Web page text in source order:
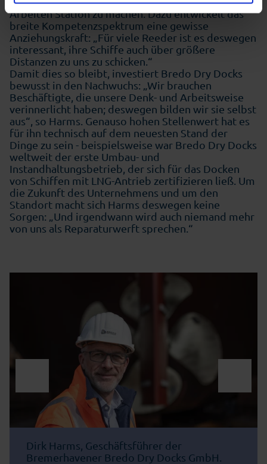
Arbeiten Station zu machen. Dazu entwickelt das
breite Kompetenzspektrum eine gewisse
Anziehungskraft: „Für viele Reeder ist es deswegen
interessant, ihre Schiffe auch über größere
Distanzen zu uns zu schicken.“
Damit dies so bleibt, investiert Bredo Dry Docks
bewusst in den Nachwuchs: „Wir brauchen
Beschäftigte, die unsere Denk- und Arbeitsweise
verinnerlicht haben; deswegen bilden wir sie selbst
aus“, so Harms. Genauso hohen Stellenwert hat es
für ihn technisch auf dem neuesten Stand der
Dinge zu sein - beispielsweise war Bredo Dry Docks
weltweit der erste Umbau- und
Instandhaltungsbetrieb, der sich für das Docken
von Schiffen mit LNG-Antrieb zertifizieren ließ. Um
die Zukunft des Unternehmens und um den
Standort macht sich Harms deswegen keine
Sorgen: „Und irgendwann wird auch niemand mehr
von uns als Reparaturwerft sprechen.“
Dirk Harms, Geschäftsführer der
Bremerhavener Bredo Dry Docks GmbH.